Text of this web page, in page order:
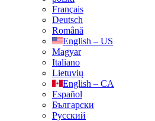
Français
Deutsch
Română
English – US
Magyar
Italiano
Lietuvių
English – CA
Español
Български
Русский